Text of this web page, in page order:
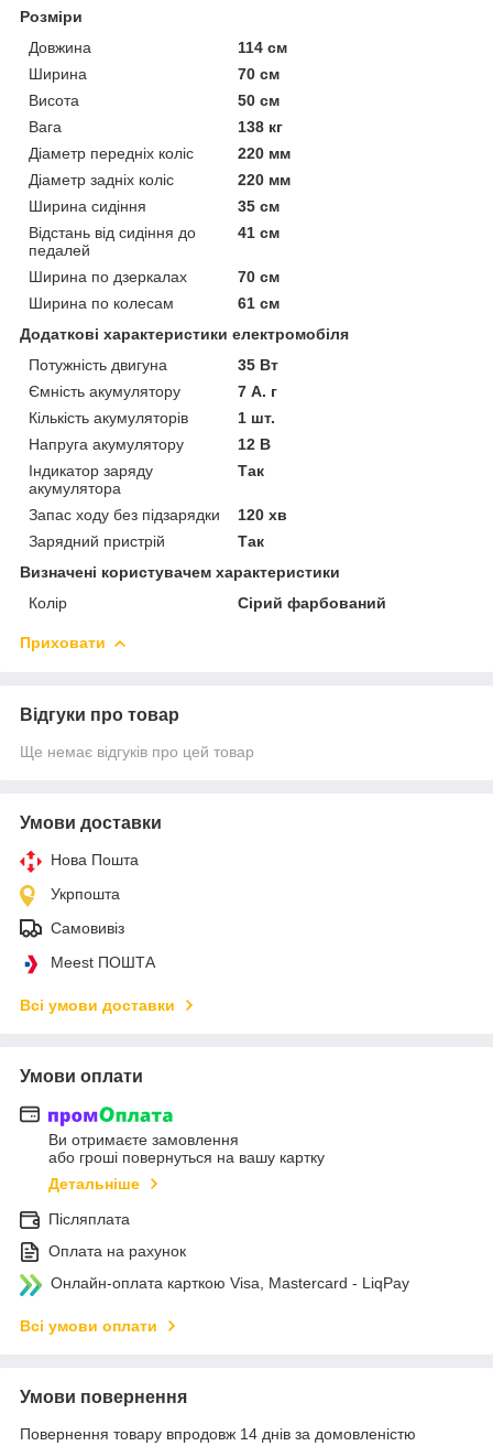
Розміри
Довжина
114 см
Ширина
70 см
Висота
50 см
Вага
138 кг
Діаметр передніх коліс
220 мм
Діаметр задніх коліс
220 мм
Ширина сидіння
35 см
Відстань від сидіння до
педалей
41 см
Ширина по дзеркалах
70 см
Ширина по колесам
61 см
Додаткові характеристики електромобіля
Потужність двигуна
35 Вт
Ємність акумулятору
7 А. г
Кількість акумуляторів
1 шт.
Напруга акумулятору
12 В
Індикатор заряду
акумулятора
Так
Запас ходу без підзарядки
120 хв
Зарядний пристрій
Так
Визначені користувачем характеристики
Колір
Сірий фарбований
Приховати
Відгуки про товар
Ще немає відгуків про цей товар
Умови доставки
Нова Пошта
Укрпошта
Самовивіз
Meest ПОШТА
Всі умови доставки
Умови оплати
Ви отримаєте замовлення
або гроші повернуться на вашу картку
Детальніше
Післяплата
Оплата на рахунок
Онлайн-оплата карткою Visa, Mastercard - LiqPay
Всі умови оплати
Умови повернення
Повернення товару впродовж 14 днів за домовленістю